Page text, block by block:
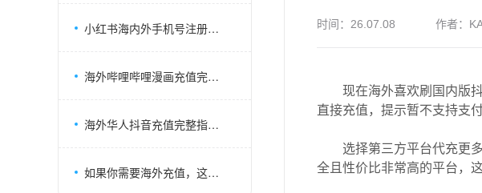
小红书海内外手机号注册账号如何充值薯币？全网详细攻略
海外哔哩哔哩漫画充值完整攻略｜UID 直充不用账号密码
海外华人抖音充值完整指南 | 不需国内卡,paypal安全充值
如果你需要海外充值，这个宝藏平台你不要忽略
时间： 26.07.08 作者：
现在海外喜欢刷国内版
直接充值，提示暂不支持支
选择第三方平台代充更
全且性价比非常高的平台，